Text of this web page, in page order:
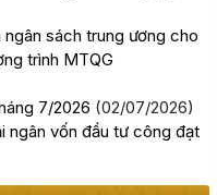
liệt đẩy nhanh
nguyên tắc "6 rõ
khu vực phòng thủ
sách trung ương cho
trình MTQG
7/2026 (02/07/2026)
ngân vốn đầu tư công đạt